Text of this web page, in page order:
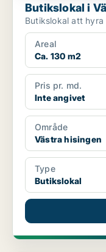
Butikslokal i
Butikslokal att hyra
Areal
Ca. 130 m2
Pris pr. md.
Inte angivet
Område
Västra hisingen
Type
Butikslokal